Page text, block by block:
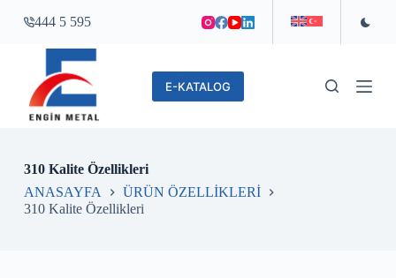
S 444 5 595
E-KATALOG
310 Kalite Özellikleri
ANASAYFA
ÜRÜN ÖZELLİKLERİ
310 Kalite Özellikleri